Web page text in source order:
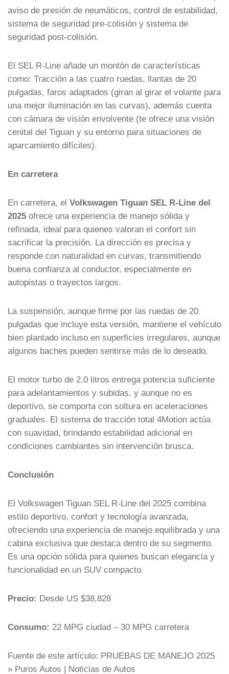
aviso de presión de neumáticos, control de estabilidad,
sistema de seguridad pre-colisión y sistema de
seguridad post-colisión.
El SEL R-Line añade un montón de características
como: Tracción a las cuatro ruedas, llantas de 20
pulgadas, faros adaptados (giran al girar el volante para
una mejor iluminación en las curvas), además cuenta
con cámara de visión envolvente (te ofrece una visión
cenital del Tiguan y su entorno para situaciones de
aparcamiento difíciles).
En carretera
En carretera, el Volkswagen Tiguan SEL R-Line del
2025 ofrece una experiencia de manejo sólida y
refinada, ideal para quienes valoran el confort sin
sacrificar la precisión. La dirección es precisa y
responde con naturalidad en curvas, transmitiendo
buena confianza al conductor, especialmente en
autopistas o trayectos largos.
La suspensión, aunque firme por las ruedas de 20
pulgadas que incluye esta versión, mantiene el vehículo
bien plantado incluso en superficies irregulares, aunque
algunos baches pueden sentirse más de lo deseado.
El motor turbo de 2.0 litros entrega potencia suficiente
para adelantamientos y subidas, y aunque no es
deportivo, se comporta con soltura en aceleraciones
graduales. El sistema de tracción total 4Motion actúa
con suavidad, brindando estabilidad adicional en
condiciones cambiantes sin intervención brusca.
Conclusión
El Volkswagen Tiguan SEL R-Line del 2025 combina
estilo deportivo, confort y tecnología avanzada,
ofreciendo una experiencia de manejo equilibrada y una
cabina exclusiva que destaca dentro de su segmento.
Es una opción sólida para quienes buscan elegancia y
funcionalidad en un SUV compacto.
Precio: Desde US $38,828
Consumo: 22 MPG ciudad – 30 MPG carretera
Fuente de este artículo: PRUEBAS DE MANEJO 2025
» Puros Autos | Noticias de Autos